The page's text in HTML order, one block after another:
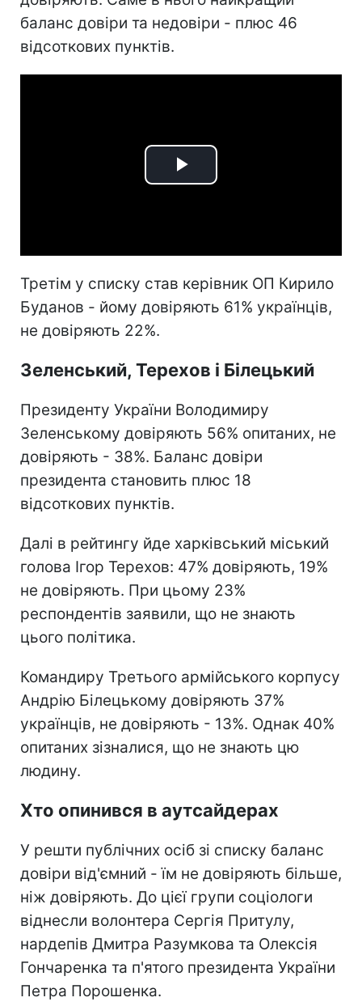
баланс довіри та недовіри - плюс 46
відсоткових пунктів.
Play
Третім у списку став керівник ОП Кирило
Буданов - йому довіряють 61% українців,
не довіряють 22%.
Зеленський, Терехов і Білецький
Президенту України Володимиру
Зеленському довіряють 56% опитаних, не
довіряють - 38%. Баланс довіри
президента становить плюс 18
відсоткових пунктів.
Далі в рейтингу йде харківський міський
голова Ігор Терехов: 47% довіряють, 19%
не довіряють. При цьому 23%
респондентів заявили, що не знають
цього політика.
Командиру Третього армійського корпусу
Андрію Білецькому довіряють 37%
українців, не довіряють - 13%. Однак 40%
опитаних зізналися, що не знають цю
людину.
Хто опинився в аутсайдерах
У решти публічних осіб зі списку баланс
довіри від'ємний - їм не довіряють більше,
ніж довіряють. До цієї групи соціологи
віднесли волонтера Сергія Притулу,
нардепів Дмитра Разумкова та Олексія
Гончаренка та п'ятого президента України
Петра Порошенка.